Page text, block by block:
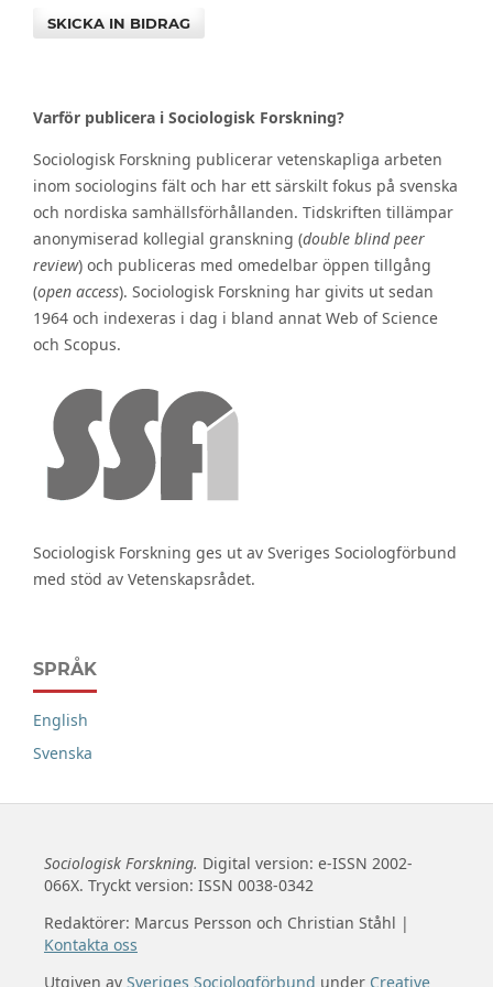
SKICKA IN BIDRAG
Varför publicera i Sociologisk Forskning?
Sociologisk Forskning publicerar vetenskapliga arbeten
inom sociologins fält och har ett särskilt fokus på svenska
och nordiska samhällsförhållanden. Tidskriften tillämpar
anonymiserad kollegial granskning (double blind peer
review) och publiceras med omedelbar öppen tillgång
(open access). Sociologisk Forskning har givits ut sedan
1964 och indexeras i dag i bland annat Web of Science
och Scopus.
Sociologisk Forskning ges ut av Sveriges Sociologförbund
med stöd av Vetenskapsrådet.
SPRÅK
English
Svenska
Sociologisk Forskning. Digital version: e-ISSN 2002-
066X. Tryckt version: ISSN 0038-0342
Redaktörer: Marcus Persson och Christian Ståhl |
Kontakta oss
Utgiven av Sveriges Sociologförbund under Creative